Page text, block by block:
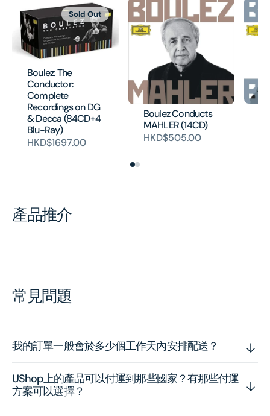
Boulez: The
Conductor:
Complete
Recordings on DG
& Decca (84CD+4
Blu-Ray)
HKD$1697.00
Sold Out
Boulez Conducts
MAHLER (14CD)
HKD$505.00
產品推介
常見問題
我的訂單一般會於多少個工作天內安排配送？
UShop上的產品可以付運到那些國家？有那些付運
方案可以選擇？